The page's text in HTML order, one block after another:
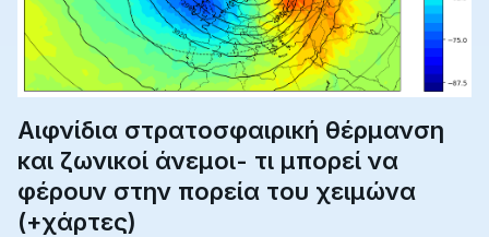
Αιφνίδια στρατοσφαιρική θέρμανση
και ζωνικοί άνεμοι- τι μπορεί να
φέρουν στην πορεία του χειμώνα
(+χάρτες)